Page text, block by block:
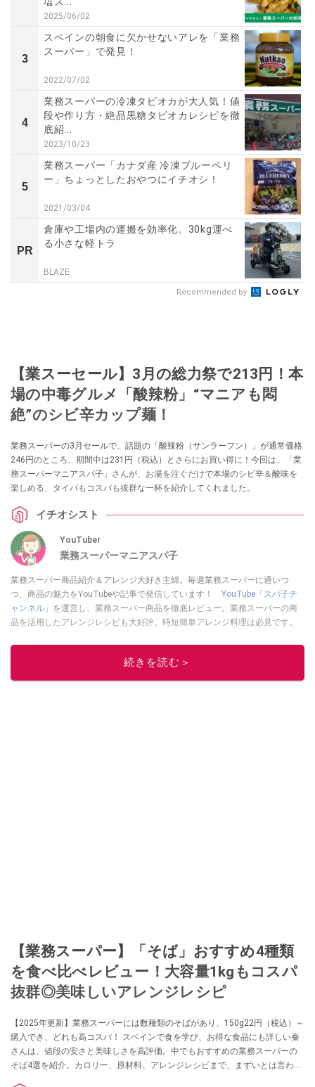
2025/06/02
3
スペインの朝食に欠かせないアレを「業務
スーパー」で発見！
2022/07/02
4
業務スーパーの冷凍タピオカが大人気！値
段や作り方・絶品黒糖タピオカレシピを徹
底紹...
2023/10/23
5
業務スーパー「カナダ産 冷凍ブルーベリ
ー」ちょっとしたおやつにイチオシ！
2021/03/04
PR
倉庫や工場内の運搬を効率化。30kg運べ
る小さな軽トラ
BLAZE
Recommended by
【業スーセール】3月の総力祭で213円！本
場の中毒グルメ「酸辣粉」“マニアも悶
絶”のシビ辛カップ麺！
業務スーパーの3月セールで、話題の「酸辣粉（サンラーフン）」が通常価格
246円のところ、期間中は231円（税込）とさらにお買い得に！今回は、「業
務スーパーマニアスパ子」さんが、お湯を注ぐだけで本場のシビ辛＆酸味を
楽しめる、タイパもコスパも抜群な一杯を紹介してくれました。
イチオシスト
YouTuber
業務スーパーマニアスパ子
業務スーパー商品紹介＆アレンジ大好き主婦。毎週業務スーパーに通いつ
つ、商品の魅力をYouTubeや記事で発信しています！ YouTube「スパ子チ
ャンネル」 を運営し、業務スーパー商品を徹底レビュー。業務スーパーの商
品を活用したアレンジレシピも大好評。時短簡単アレンジ料理は必見です。
このイチオシストの他の記事を読む
続きを読む＞
【業務スーパー】「そば」おすすめ4種類
を食べ比べレビュー！大容量1kgもコスパ
抜群◎美味しいアレンジレシピ
【2025年更新】業務スーパーには数種類のそばがあり、150g22円（税込）～
購入でき、どれも高コスパ！ スペインで食を学び、お得な食品にも詳しい秦
さんは、値段の安さと美味しさを高評価。中でもおすすめの業務スーパーの
そば4選を紹介。カロリー、原材料、アレンジレシピまで、まずいとは言わせ